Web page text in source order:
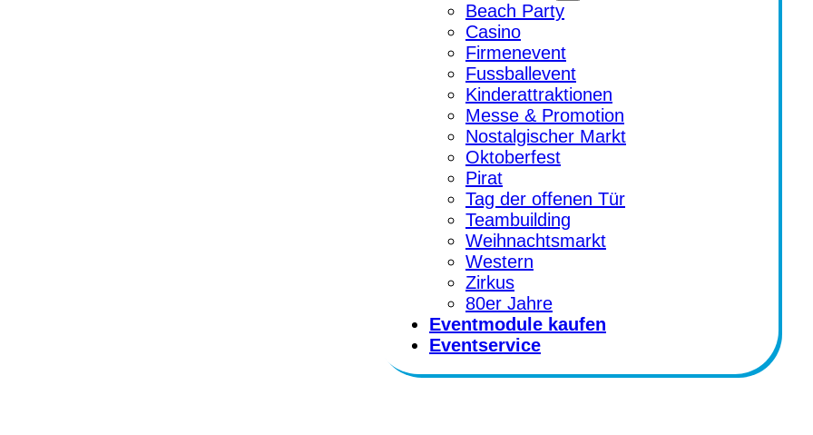
Beach Party
Casino
Firmenevent
Fussballevent
Kinderattraktionen
Messe & Promotion
Nostalgischer Markt
Oktoberfest
Pirat
Tag der offenen Tür
Teambuilding
Weihnachtsmarkt
Western
Zirkus
80er Jahre
Eventmodule kaufen
Eventservice